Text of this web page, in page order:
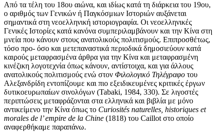
Από τα τέλη του 18ου αιώνα, και ιδίως κατά τη διάρκεια του 19ου,
ο αριθμός των Γενικών ή Παγκόσμιων Ιστοριών αυξάνεται
σημαντικά στη νεοελληνική ιστοριογραφία. Οι νεοελληνικές
Γενικές Ιστορίες κατά κανόνα συμπεριλαμβάνουν και την Κίνα στη
μνεία που κάνουν στους ανατολικούς πολιτισμούς. Επιπροσθέτως,
τόσο προ- όσο και μετεπαναστικά περιοδικά δημοσιεύουν κατά
καιρούς μεταφρασμένα άρθρα για την Κίνα και μεταφρασμένη
κινέζικη λογοτεχνία όπως κάνουν, αντίστοιχα, και για άλλους
ανατολικούς πολιτισμούς ενώ στον Φιλολογικό Τηλέγραφο του
Αλεξανδρίδη εντοπίζουμε και πιο εξειδικευμένες κριτικές έργων
δυτικοευρωπαίων σινολόγων (Tabaki, 1984, 330). Σε λιγοστές
περιπτώσεις μεταφράζονται στα ελληνικά και βιβλία με μόνο
αντικείμενο την Κίνα όπως το Curiosités naturelles, historiques et
morales de l’ empire de la Chine (1818) του Caillot στο οποίο
αναφερθήκαμε παραπάνω.